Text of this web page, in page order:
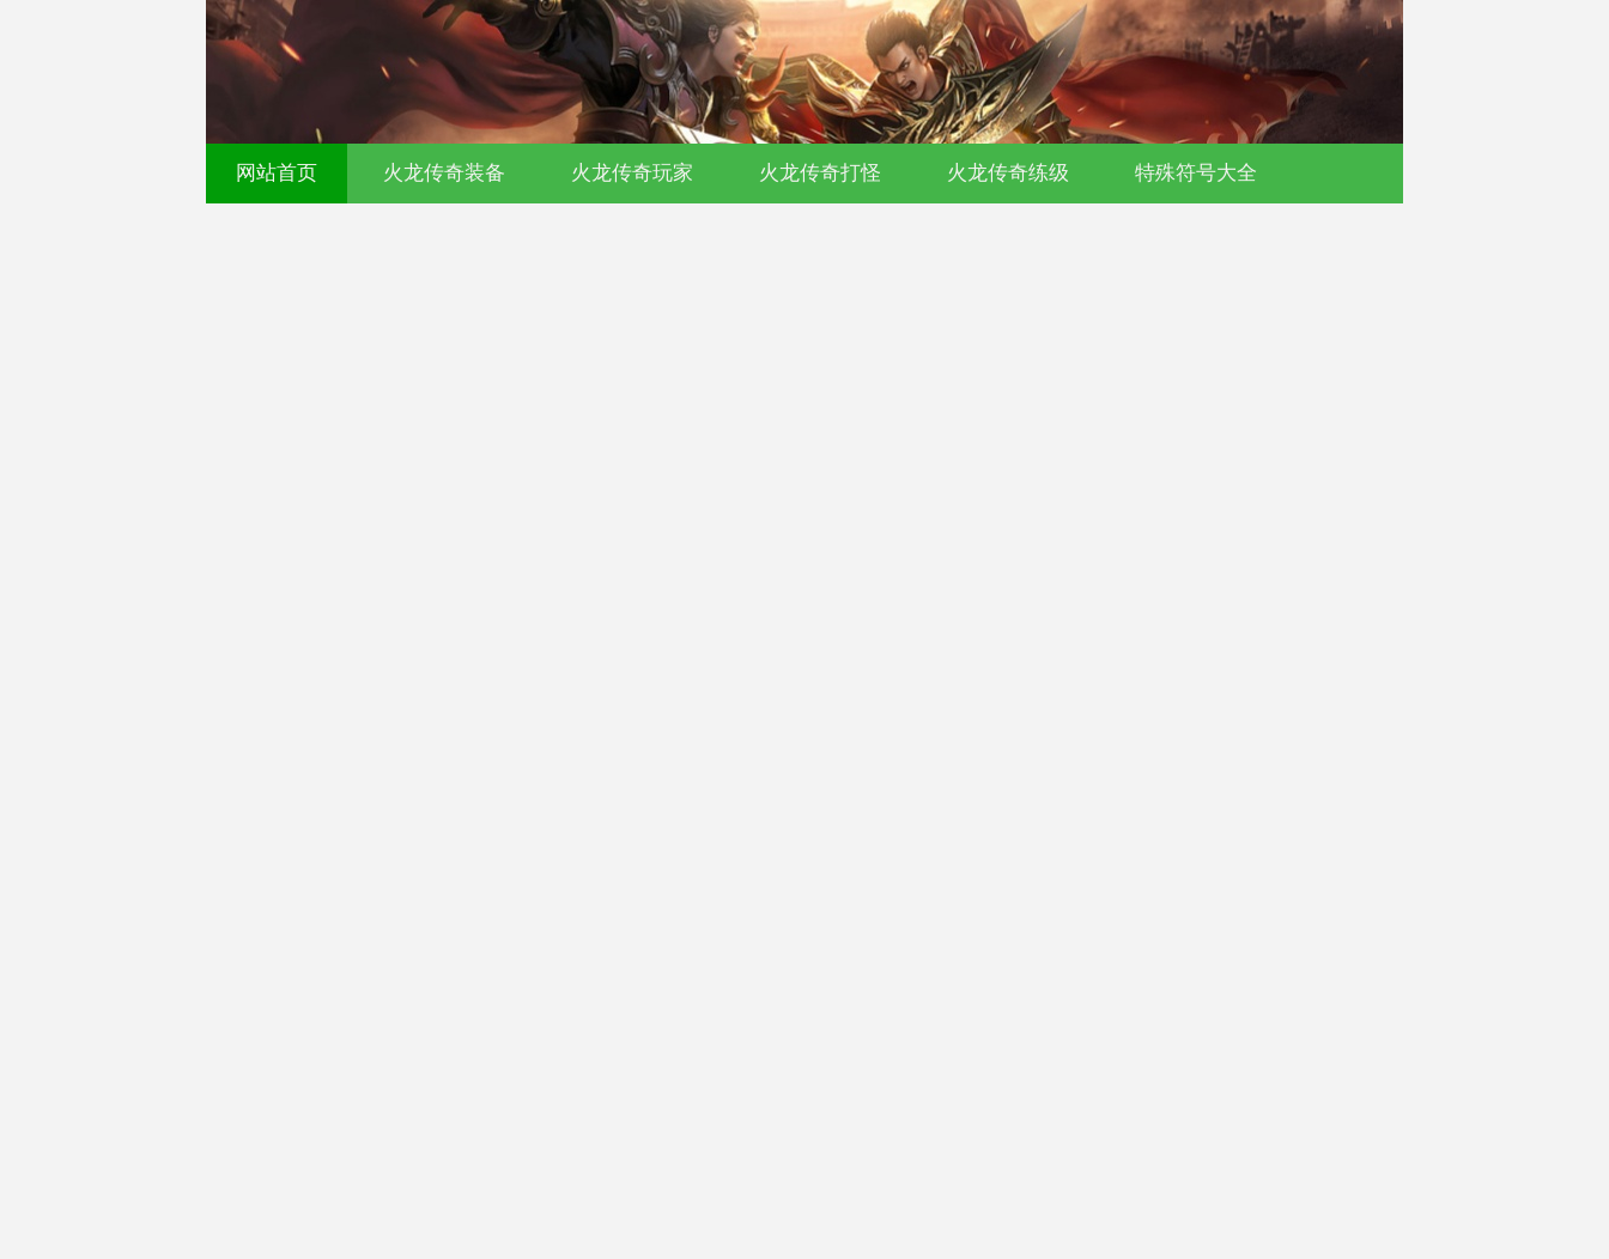
00ok传奇发布网-今日新开传奇私服-176复古-180合击-单职业沉默
网站首页 火龙传奇装备 火龙传奇玩家 火龙传奇打怪 火龙传奇练级 特殊符号大全